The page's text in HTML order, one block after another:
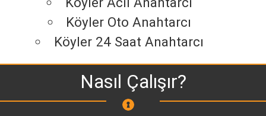
Köyler Oto Anahtarcı
Köyler 24 Saat Anahtarcı
Nasıl Çalışır?